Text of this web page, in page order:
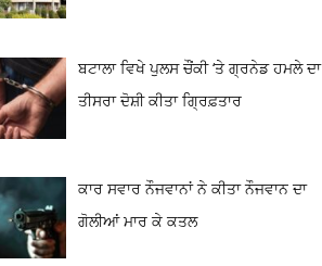
ਬਟਾਲਾ ਵਿਖੇ ਪੁਲਸ ਚੌਂਕੀ ‘ਤੇ ਗ੍ਰਨੇਡ ਹਮਲੇ ਦਾ
ਤੀਸਰਾ ਦੋਸ਼ੀ ਕੀਤਾ ਗ੍ਰਿਫ਼ਤਾਰ
ਕਾਰ ਸਵਾਰ ਨੌਜਵਾਨਾਂ ਨੇ ਕੀਤਾ ਨੌਜਵਾਨ ਦਾ
ਗੋਲੀਆਂ ਮਾਰ ਕੇ ਕਤਲ